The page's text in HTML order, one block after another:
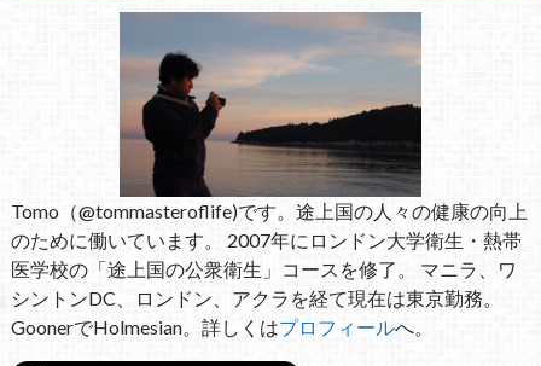
Tomo（@tommasteroflife)です。途上国の人々の健康の向上
のために働いています。 2007年にロンドン大学衛生・熱帯
医学校の「途上国の公衆衛生」コースを修了。 マニラ、ワ
シントンDC、ロンドン、アクラを経て現在は東京勤務。
GoonerでHolmesian。詳しくはプロフィールへ。